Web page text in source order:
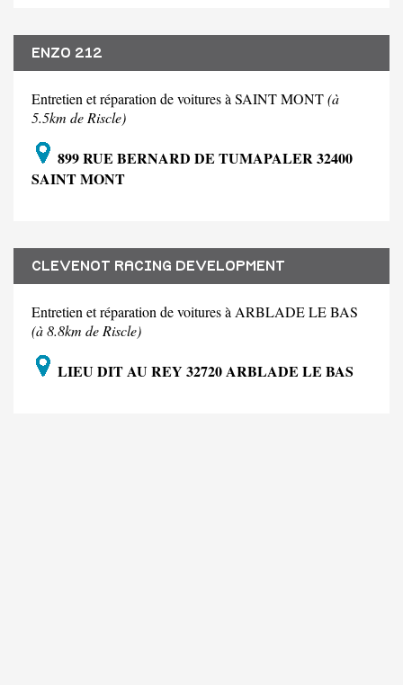
ENZO 212
Entretien et réparation de voitures à SAINT MONT(à
5.5km de Riscle)
899 RUE BERNARD DE TUMAPALER 32400
SAINT MONT
CLEVENOT RACING DEVELOPMENT
Entretien et réparation de voitures à ARBLADE LE BAS
(à 8.8km de Riscle)
LIEU DIT AU REY 32720 ARBLADE LE BAS